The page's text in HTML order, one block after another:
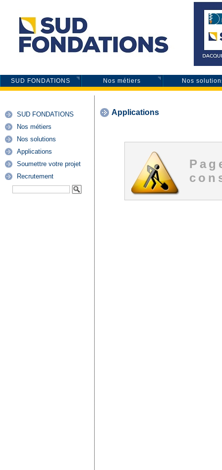
SUD FONDATIONS Nos métiers Nos
SUD FONDATIONS
Nos métiers
Nos solutions
Applications
Soumettre votre projet
Recrutement
Applications